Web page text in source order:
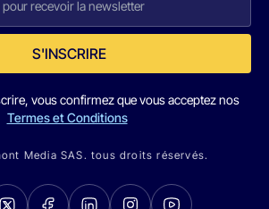
S'INSCRIRE
vous confirmez que vous acceptez nos
Termes et Conditions
Media SAS. tous droits réservés.